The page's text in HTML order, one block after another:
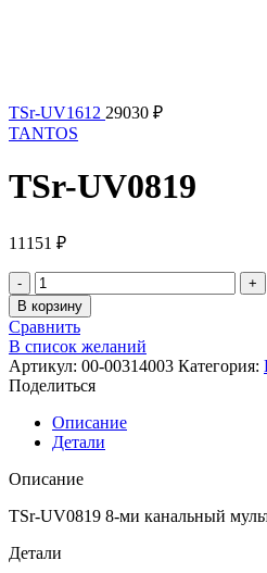
TSr-UV1612 29030 ₽
TANTOS
TSr-UV0819
11151 ₽
В корзину
Сравнить
В список желаний
Артикул: 00-00314003 Категория:
Поделиться
Описание
Детали
Описание
TSr-UV0819 8-ми канальный
Детали